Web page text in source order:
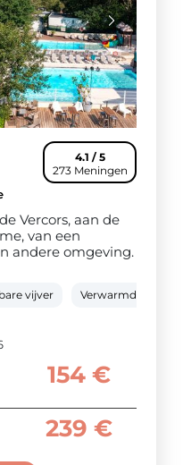
4.1 / 5
273 Meningen
Vercors, aan de
van een
andere omgeving.
vijver Verwarmd
154 €
239 €